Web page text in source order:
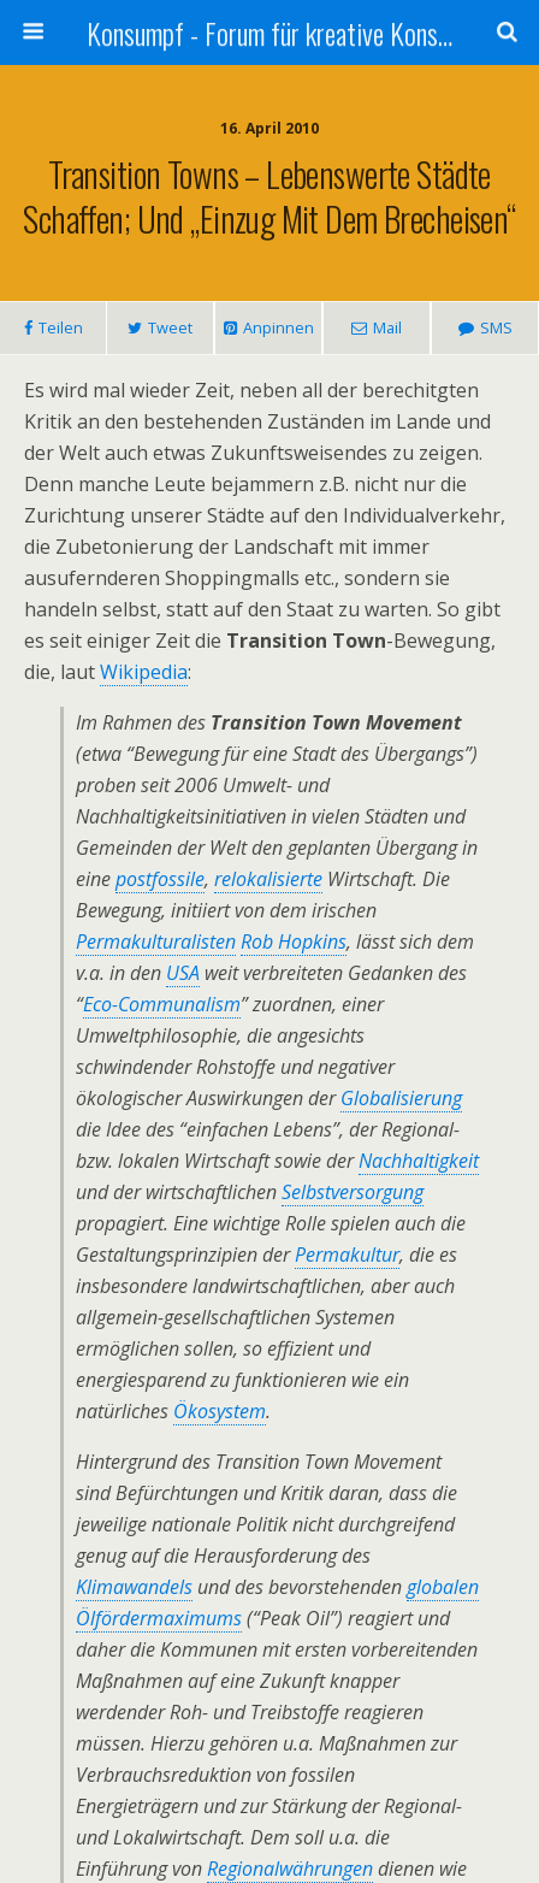
Konsumpf - Forum für kreative Konsumkritik - Culture Jamming, Nachhaltigkeit, Konzernkritik, Adbusting
16. April 2010
Transition Towns – Lebenswerte Städte
Schaffen; Und „Einzug Mit Dem Brecheisen“
Teilen Tweet Anpinnen Mail SMS
Es wird mal wieder Zeit, neben all der berechitgten
Kritik an den bestehenden Zuständen im Lande und
der Welt auch etwas Zukunftsweisendes zu zeigen.
Denn manche Leute bejammern z.B. nicht nur die
Zurichtung unserer Städte auf den Individualverkehr,
die Zubetonierung der Landschaft mit immer
ausufernderen Shoppingmalls etc., sondern sie
handeln selbst, statt auf den Staat zu warten. So gibt
es seit einiger Zeit die Transition Town-Bewegung,
die, lautWikipedia:
Im Rahmen des Transition Town Movement
(etwa “Bewegung für eine Stadt des Übergangs”)
proben seit 2006 Umwelt- und
Nachhaltigkeitsinitiativen in vielen Städten und
Gemeinden der Welt den geplanten Übergang in
einepostfossile, relokalisierte Wirtschaft. Die
Bewegung, initiiert von dem irischen
PermakulturalistenRob Hopkins, lässt sich dem
v.a. in den USA weit verbreiteten Gedanken des
“Eco-Communalism” zuordnen, einer
Umweltphilosophie, die angesichts
schwindender Rohstoffe und negativer
ökologischer Auswirkungen derGlobalisierung
die Idee des “einfachen Lebens”, der Regional-
bzw. lokalen Wirtschaft sowie derNachhaltigkeit
und der wirtschaftlichenSelbstversorgung
propagiert. Eine wichtige Rolle spielen auch die
Gestaltungsprinzipien derPermakultur, die es
insbesondere landwirtschaftlichen, aber auch
allgemein-gesellschaftlichen Systemen
ermöglichen sollen, so effizient und
energiesparend zu funktionieren wie ein
natürliches Ökosystem.
Hintergrund des Transition Town Movement
sind Befürchtungen und Kritik daran, dass die
jeweilige nationale Politik nicht durchgreifend
genug auf die Herausforderung des
Klimawandels und des bevorstehendenglobalen
Ölfördermaximums(“Peak Oil”) reagiert und
daher die Kommunen mit ersten vorbereitenden
Maßnahmen auf eine Zukunft knapper
werdender Roh- und Treibstoffe reagieren
müssen. Hierzu gehören u.a. Maßnahmen zur
Verbrauchsreduktion von fossilen
Energieträgern und zur Stärkung der Regional-
und Lokalwirtschaft. Dem soll u.a. die
Einführung vonRegionalwährungendienen wie